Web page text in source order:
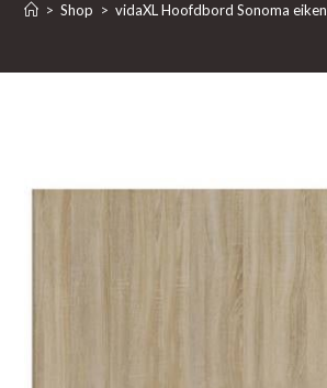
> Shop > vidaXL Hoofdbord Sonoma eiken